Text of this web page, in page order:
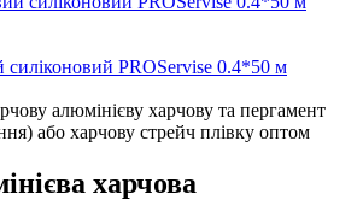
силіконовий PROServise 0.4*50 м
харчова